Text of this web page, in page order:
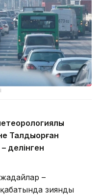
Талдықорған
делінген
–
зиянды